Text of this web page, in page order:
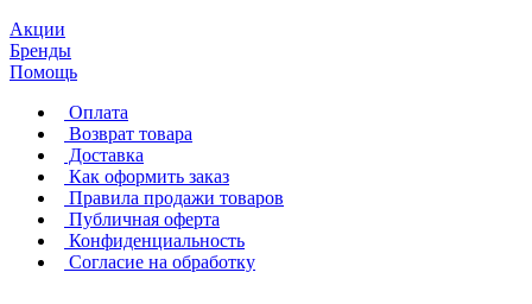
Акции
Бренды
Помощь
Оплата
Возврат товара
Доставка
Как оформить заказ
Правила продажи товаров
Публичная оферта
Конфиденциальность
Согласие на обработку